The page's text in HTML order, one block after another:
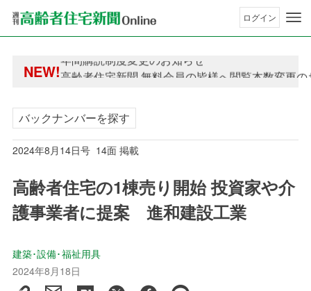
ログイン
NEW!高齢者住宅新聞 無料会員の皆様へ閲覧本数変更
高齢者住宅新聞 無料会員の皆様へ閲覧本数変更
バックナンバーを探す
2024年8月14日号 14面 掲載
高齢者住宅の1棟売り開始 投資家や介
護事業者に提案 進和建設工業
建築･設備･福祉用具
2024年8月18日